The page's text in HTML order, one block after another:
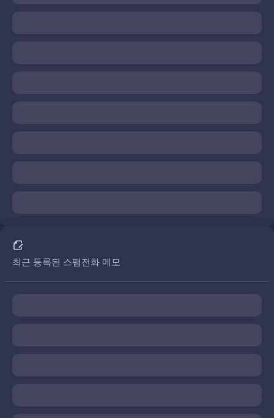
최근 등록된 스팸전화 메모